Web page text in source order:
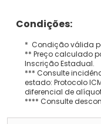
Condições:
* Condição válida
** Preço calculado
Inscrição Estadual.
*** Consulte
estado: Protocolo
diferencial de
**** Consulte